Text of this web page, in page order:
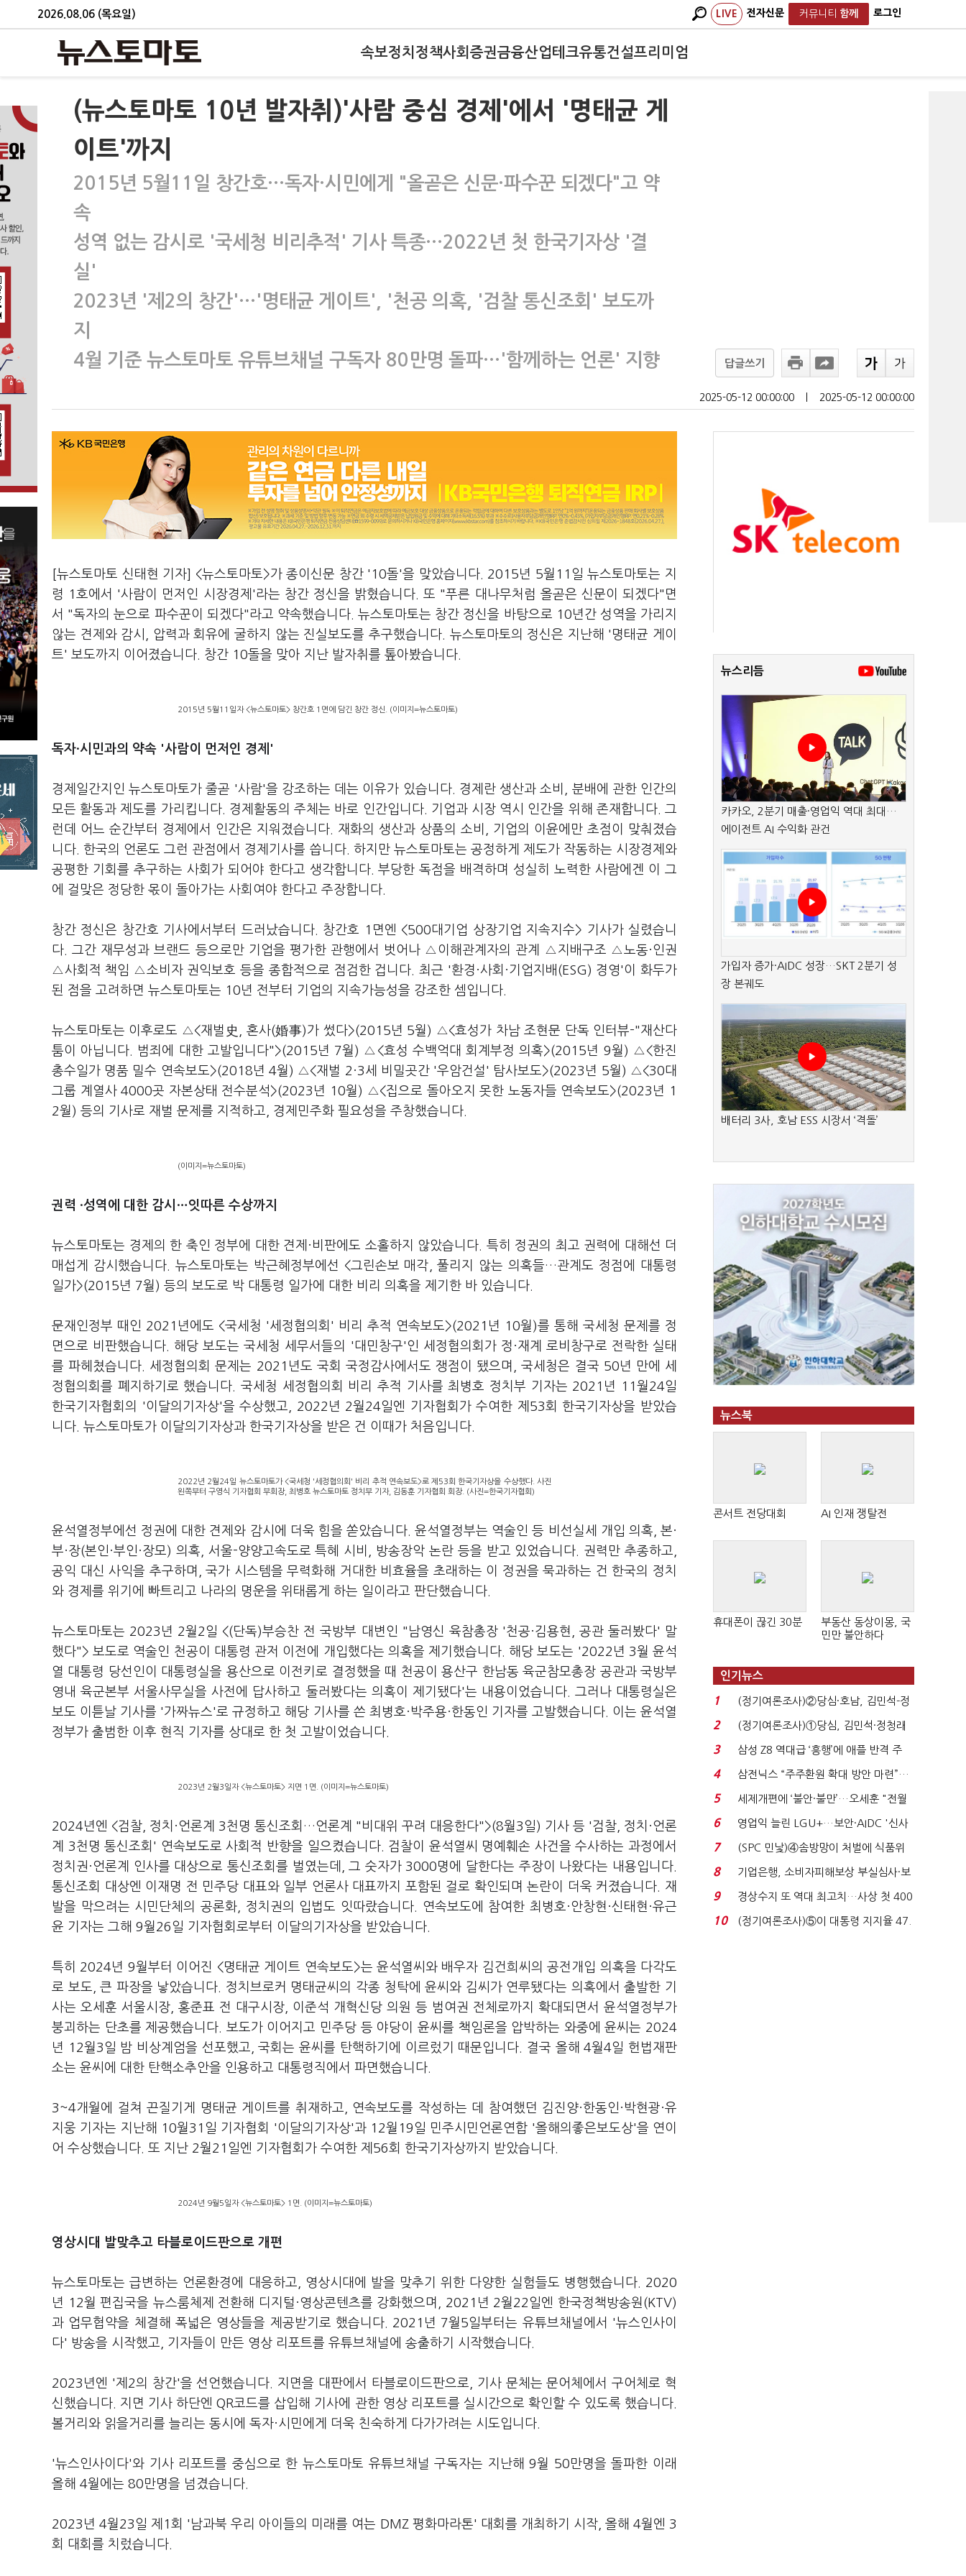
2026.08.06 (목요일) LIVE 전자신문 커뮤니티 함께 로그인
속보정치 정책사회 증권금융산업테크유통건설프리미엄
(뉴스토마토 10년 발자취)'사람 중심 경제'에서 '명태균 게
이트'까지
2015년 5월11일 창간호…독자·시민에게 "올곧은 신문·파수꾼 되겠다"고 약
속
성역 없는 감시로 '국세청 비리추적' 기사 특종…2022년 첫 한국기자상 '결
실'
2023년 '제2의 창간'…'명태균 게이트', '천공 의혹, '검찰 통신조회' 보도까
지
4월 기준 뉴스토마토 유튜브채널 구독자 80만명 돌파…'함께하는 언론' 지향
답글쓰기
2025-05-12 00:00:00 2025-05-12 00:00:00
[뉴스토마토 신태현 기자] <뉴스토마토>가 종이신문 창간 '10돌'을 맞았습니다. 2015년 5월11일 뉴스토마토는 지
령 1호에서 '사람이 먼저인 시장경제'라는 창간 정신을 밝혔습니다. 또 "푸른 대나무처럼 올곧은 신문이 되겠다"면
서 "독자의 눈으로 파수꾼이 되겠다"라고 약속했습니다. 뉴스토마토는 창간 정신을 바탕으로 10년간 성역을 가리지
않는 견제와 감시, 압력과 회유에 굴하지 않는 진실보도를 추구했습니다. 뉴스토마토의 정신은 지난해 '명태균 게이
트' 보도까지 이어졌습니다. 창간 10돌을 맞아 지난 발자취를 톺아봤습니다.
2015년 5월11일자 <뉴스토마토> 창간호 1면에 담긴 창간 정신. (이미지=뉴스토마토)
독자·시민과의 약속 '사람이 먼저인 경제'
경제일간지인 뉴스토마토가 줄곧 '사람'을 강조하는 데는 이유가 있습니다. 경제란 생산과 소비, 분배에 관한 인간의
모든 활동과 제도를 가리킵니다. 경제활동의 주체는 바로 인간입니다. 기업과 시장 역시 인간을 위해 존재합니다. 그
런데 어느 순간부터 경제에서 인간은 지워졌습니다. 재화의 생산과 상품의 소비, 기업의 이윤에만 초점이 맞춰졌습
니다. 한국의 언론도 그런 관점에서 경제기사를 씁니다. 하지만 뉴스토마토는 공정하게 제도가 작동하는 시장경제와
공평한 기회를 추구하는 사회가 되어야 한다고 생각합니다. 부당한 독점을 배격하며 성실히 노력한 사람에겐 이 그
에 걸맞은 정당한 몫이 돌아가는 사회여야 한다고 주장합니다.
창간 정신은 창간호 기사에서부터 드러났습니다. 창간호 1면엔 <500대기업 상장기업 지속지수> 기사가 실렸습니
다. 그간 재무성과 브랜드 등으로만 기업을 평가한 관행에서 벗어나 △이해관계자의 관계 △지배구조 △노동·인권
△사회적 책임 △소비자 권익보호 등을 종합적으로 점검한 겁니다. 최근 '환경·사회·기업지배(ESG) 경영'이 화두가
된 점을 고려하면 뉴스토마토는 10년 전부터 기업의 지속가능성을 강조한 셈입니다.
뉴스토마토는 이후로도 △<재벌史, 혼사(婚事)가 썼다>(2015년 5월) △<효성가 차남 조현문 단독 인터뷰-"재산다
툼이 아닙니다. 범죄에 대한 고발입니다">(2015년 7월) △<효성 수백억대 회계부정 의혹>(2015년 9월) △<한진
총수일가 명품 밀수 연속보도>(2018년 4월) △<재벌 2·3세 비밀곳간 '우암건설' 탐사보도>(2023년 5월) △<30대
그룹 계열사 4000곳 자본상태 전수분석>(2023년 10월) △<집으로 돌아오지 못한 노동자들 연속보도>(2023년 1
2월) 등의 기사로 재벌 문제를 지적하고, 경제민주화 필요성을 주창했습니다.
(이미지=뉴스토마토)
권력 ·성역에 대한 감시…잇따른 수상까지
뉴스토마토는 경제의 한 축인 정부에 대한 견제·비판에도 소홀하지 않았습니다. 특히 정권의 최고 권력에 대해선 더
매섭게 감시했습니다. 뉴스토마토는 박근혜정부에선 <그린손보 매각, 풀리지 않는 의혹들…관계도 정점에 대통령
일가>(2015년 7월) 등의 보도로 박 대통령 일가에 대한 비리 의혹을 제기한 바 있습니다.
문재인정부 때인 2021년에도 <국세청 '세정협의회' 비리 추적 연속보도>(2021년 10월)를 통해 국세청 문제를 정
면으로 비판했습니다. 해당 보도는 국세청 세무서들의 '대민창구'인 세정협의회가 정·재계 로비창구로 전락한 실태
를 파헤쳤습니다. 세정협의회 문제는 2021년도 국회 국정감사에서도 쟁점이 됐으며, 국세청은 결국 50년 만에 세
정협의회를 폐지하기로 했습니다. 국세청 세정협의회 비리 추적 기사를 최병호 정치부 기자는 2021년 11월24일
한국기자협회의 '이달의기자상'을 수상했고, 2022년 2월24일엔 기자협회가 수여한 제53회 한국기자상을 받았습
니다. 뉴스토마토가 이달의기자상과 한국기자상을 받은 건 이때가 처음입니다.
2022년 2월24일 뉴스토마토가 <국세청 '세정협의회' 비리 추적 연속보도>로 제53회 한국기자상을 수상했다. 사진
왼쪽부터 구영식 기자협회 부회장, 최병호 뉴스토마토 정치부 기자, 김동훈 기자협회 회장. (사진=한국기자협회)
윤석열정부에선 정권에 대한 견제와 감시에 더욱 힘을 쏟았습니다. 윤석열정부는 역술인 등 비선실세 개입 의혹, 본·
부·장(본인·부인·장모) 의혹, 서울-양양고속도로 특혜 시비, 방송장악 논란 등을 받고 있었습니다. 권력만 추종하고,
공익 대신 사익을 추구하며, 국가 시스템을 무력화해 거대한 비효율을 초래하는 이 정권을 묵과하는 건 한국의 정치
와 경제를 위기에 빠트리고 나라의 명운을 위태롭게 하는 일이라고 판단했습니다.
뉴스토마토는 2023년 2월2일 <(단독)부승찬 전 국방부 대변인 "남영신 육참총장 '천공·김용현, 공관 둘러봤다' 말
했다"> 보도로 역술인 천공이 대통령 관저 이전에 개입했다는 의혹을 제기했습니다. 해당 보도는 '2022년 3월 윤석
열 대통령 당선인이 대통령실을 용산으로 이전키로 결정했을 때 천공이 용산구 한남동 육군참모총장 공관과 국방부
영내 육군본부 서울사무실을 사전에 답사하고 둘러봤다는 의혹이 제기됐다'는 내용이었습니다. 그러나 대통령실은
보도 이튿날 기사를 '가짜뉴스'로 규정하고 해당 기사를 쓴 최병호·박주용·한동인 기자를 고발했습니다. 이는 윤석열
정부가 출범한 이후 현직 기자를 상대로 한 첫 고발이었습니다.
2023년 2월3일자 <뉴스토마토> 지면 1면. (이미지=뉴스토마토)
2024년엔 <검찰, 정치·언론계 3천명 통신조회…언론계 "비대위 꾸려 대응한다">(8월3일) 기사 등 '검찰, 정치·언론
계 3천명 통신조회' 연속보도로 사회적 반향을 일으켰습니다. 검찰이 윤석열씨 명예훼손 사건을 수사하는 과정에서
정치권·언론계 인사를 대상으로 통신조회를 벌였는데, 그 숫자가 3000명에 달한다는 주장이 나왔다는 내용입니다.
통신조회 대상엔 이재명 전 민주당 대표와 일부 언론사 대표까지 포함된 걸로 확인되며 논란이 더욱 커졌습니다. 재
발을 막으려는 시민단체의 공론화, 정치권의 입법도 잇따랐습니다. 연속보도에 참여한 최병호·안창현·신태현·유근
윤 기자는 그해 9월26일 기자협회로부터 이달의기자상을 받았습니다.
특히 2024년 9월부터 이어진 <명태균 게이트 연속보도>는 윤석열씨와 배우자 김건희씨의 공전개입 의혹을 다각도
로 보도, 큰 파장을 낳았습니다. 정치브로커 명태균씨의 각종 청탁에 윤씨와 김씨가 연루됐다는 의혹에서 출발한 기
사는 오세훈 서울시장, 홍준표 전 대구시장, 이준석 개혁신당 의원 등 범여권 전체로까지 확대되면서 윤석열정부가
붕괴하는 단초를 제공했습니다. 보도가 이어지고 민주당 등 야당이 윤씨를 책임론을 압박하는 와중에 윤씨는 2024
년 12월3일 밤 비상계엄을 선포했고, 국회는 윤씨를 탄핵하기에 이르렀기 때문입니다. 결국 올해 4월4일 헌법재판
소는 윤씨에 대한 탄핵소추안을 인용하고 대통령직에서 파면했습니다.
3~4개월에 걸쳐 끈질기게 명태균 게이트를 취재하고, 연속보도를 작성하는 데 참여했던 김진양·한동인·박현광·유
지웅 기자는 지난해 10월31일 기자협회 '이달의기자상'과 12월19일 민주시민언론연합 '올해의좋은보도상'을 연이
어 수상했습니다. 또 지난 2월21일엔 기자협회가 수여한 제56회 한국기자상까지 받았습니다.
2024년 9월5일자 <뉴스토마토> 1면. (이미지=뉴스토마토)
영상시대 발맞추고 타블로이드판으로 개편
뉴스토마토는 급변하는 언론환경에 대응하고, 영상시대에 발을 맞추기 위한 다양한 실험들도 병행했습니다. 2020
년 12월 편집국을 뉴스룸체제 전환해 디지털·영상콘텐츠를 강화했으며, 2021년 2월22일엔 한국정책방송원(KTV)
과 업무협약을 체결해 폭넓은 영상들을 제공받기로 했습니다. 2021년 7월5일부터는 유튜브채널에서 '뉴스인사이
다' 방송을 시작했고, 기자들이 만든 영상 리포트를 유튜브채널에 송출하기 시작했습니다.
2023년엔 '제2의 창간'을 선언했습니다. 지면을 대판에서 타블로이드판으로, 기사 문체는 문어체에서 구어체로 혁
신했습니다. 지면 기사 하단엔 QR코드를 삽입해 기사에 관한 영상 리포트를 실시간으로 확인할 수 있도록 했습니다.
볼거리와 읽을거리를 늘리는 동시에 독자·시민에게 더욱 친숙하게 다가가려는 시도입니다.
'뉴스인사이다'와 기사 리포트를 중심으로 한 뉴스토마토 유튜브채널 구독자는 지난해 9월 50만명을 돌파한 이래
올해 4월에는 80만명을 넘겼습니다.
2023년 4월23일 제1회 '남과북 우리 아이들의 미래를 여는 DMZ 평화마라톤' 대회를 개최하기 시작, 올해 4월엔 3
회 대회를 치렀습니다.
뉴스리듬
카카오, 2분기 매출·영업익 역대 최대…
에이전트 AI 수익화 관건
가입자 증가·AIDC 성장…SKT 2분기 성
장 본궤도
배터리 3사, 호남 ESS 시장서 ‘격돌’
뉴스북
콘서트 전당대회 AI 인재 쟁탈전
휴대폰이 끊긴 30분
부동산 동상이몽, 국
민만 불안하다
인기뉴스
1
(정기여론조사)②당심·호남, 김민석-정
청래 '초접전'...
2
(정기여론조사)①당심, 김민석·정청래
'초접전'…대통령 ...
3
삼성 Z8 역대급 ‘흥행’에 애플 반격 주
목…9월 ‘폴...
4
삼전닉스 “주주환원 확대 방안 마련”…
로이터에 성명...
5
세제개편에 ‘불안·불만’…오세훈 "전월
세 구하기 더 ...
6
영업익 늘린 LGU+…보안·AIDC '신사
업 드라이브'...
7
(SPC 민낯)④솜방망이 처벌에 식품위
생법 위반 반복...
8
기업은행, 소비자피해보상 부실심사·보
이스피싱 공시 ...
9
경상수지 또 역대 최고치…사상 첫 400
억달러에 '3% 성...
10
(정기여론조사)⑤이 대통령 지지율 47.